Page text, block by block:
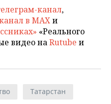
канал,
в MAXи
«Реального
видео наRutube и
Татарстан